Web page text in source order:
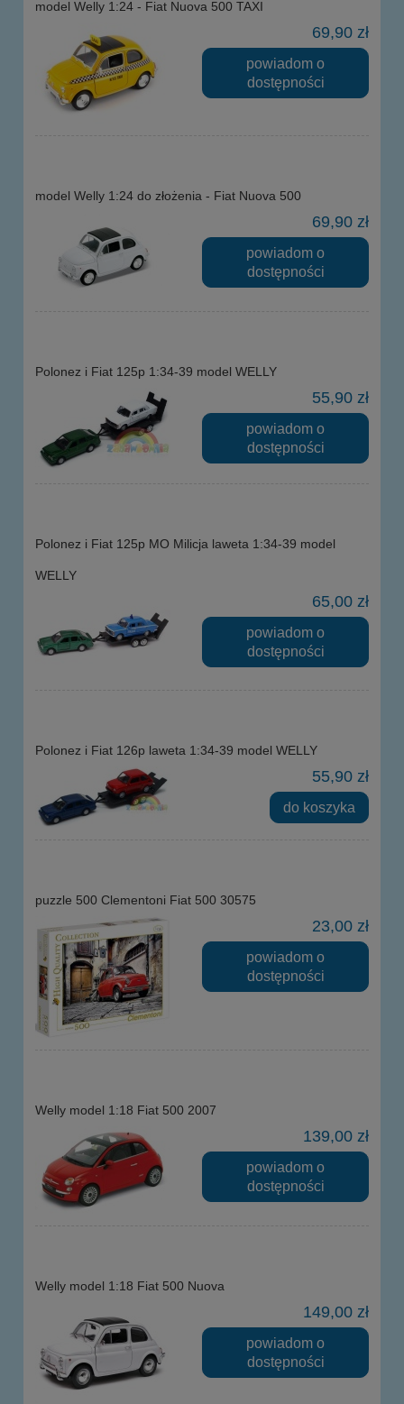
model Welly 1:24 - Fiat Nuova 500 TAXI
69,90 zł
powiadom o
dostępności
model Welly 1:24 do złożenia - Fiat Nuova 500
69,90 zł
powiadom o
dostępności
Polonez i Fiat 125p 1:34-39 model WELLY
55,90 zł
powiadom o
dostępności
Polonez i Fiat 125p MO Milicja laweta 1:34-39 model
WELLY
65,00 zł
powiadom o
dostępności
Polonez i Fiat 126p laweta 1:34-39 model WELLY
55,90 zł
do koszyka
puzzle 500 Clementoni Fiat 500 30575
23,00 zł
powiadom o
dostępności
Welly model 1:18 Fiat 500 2007
139,00 zł
powiadom o
dostępności
Welly model 1:18 Fiat 500 Nuova
149,00 zł
powiadom o
dostępności